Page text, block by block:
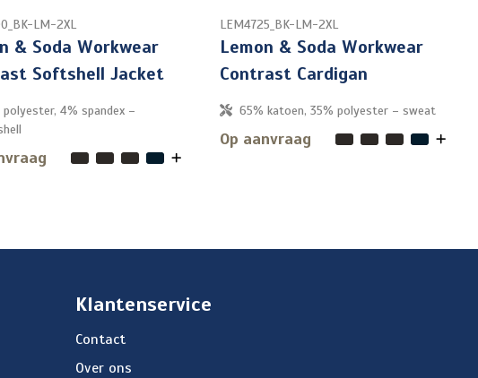
LM-2XL
& Soda Workwear
Softshell Jacket
4% spandex –
LEM4725_BK-LM-2XL
Lemon & Soda Workwear
Contrast Cardigan
65% katoen, 35% polyester – sweat
Op aanvraag
Klantenservice
Contact
Over ons